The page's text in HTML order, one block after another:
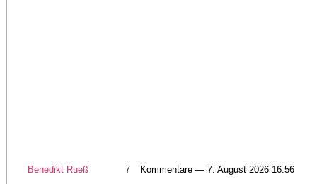
Benedikt Rueß 7 Kommentare — 7. August 2026 16:56